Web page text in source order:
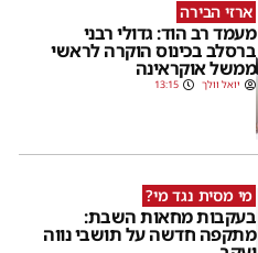
ארזי הבירה
מעמד רב הוד: גדולי רבני
ברסלב בכינוס הוקרה לראשי
ממשל אוקראינה
יואל וולך 13:15
מי מסית נגד מי?
בעקבות מחאות השבת:
מתקפה חדשה על תושבי נווה